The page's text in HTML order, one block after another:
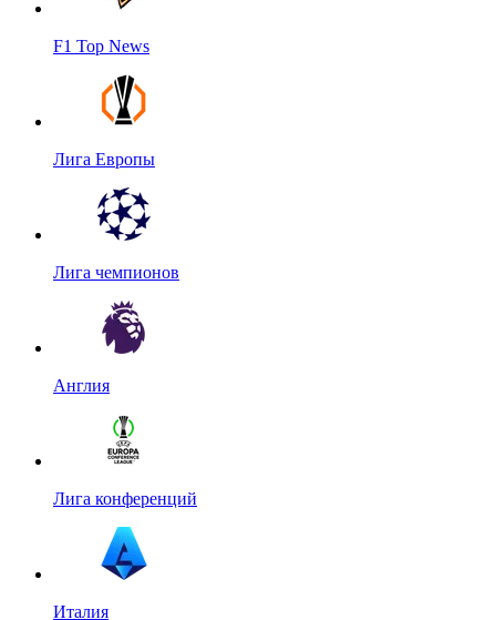
F1 Top News
Лига Европы
Лига чемпионов
Англия
Лига конференций
Италия